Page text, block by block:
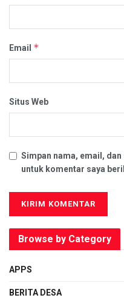
Email *
Situs Web
Simpan nama, email,
untuk komentar saya
Browse by Category
APPS
BERITA DESA